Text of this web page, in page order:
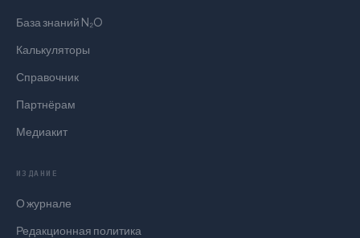
База знаний N₂O
Калькуляторы
Справочник
Партнёрам
Медиакит
ИЗДАНИЕ
О журнале
Редакционная политика